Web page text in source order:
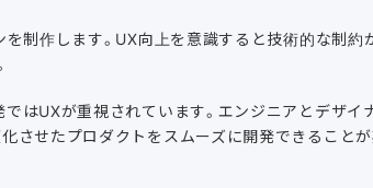
制作します。UX向上を意識すると技術的な制約
はUXが重視されています。エンジニアとデザイ
させたプロダクトをスムーズに開発できること